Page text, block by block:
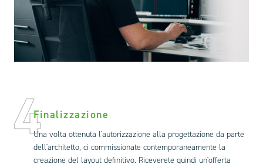
4Finalizzazione
Una volta ottenuta l'autorizzazione alla progettazione da parte
dell'architetto, ci commissionate contemporaneamente la
creazione del layout definitivo. Riceverete quindi un'offerta